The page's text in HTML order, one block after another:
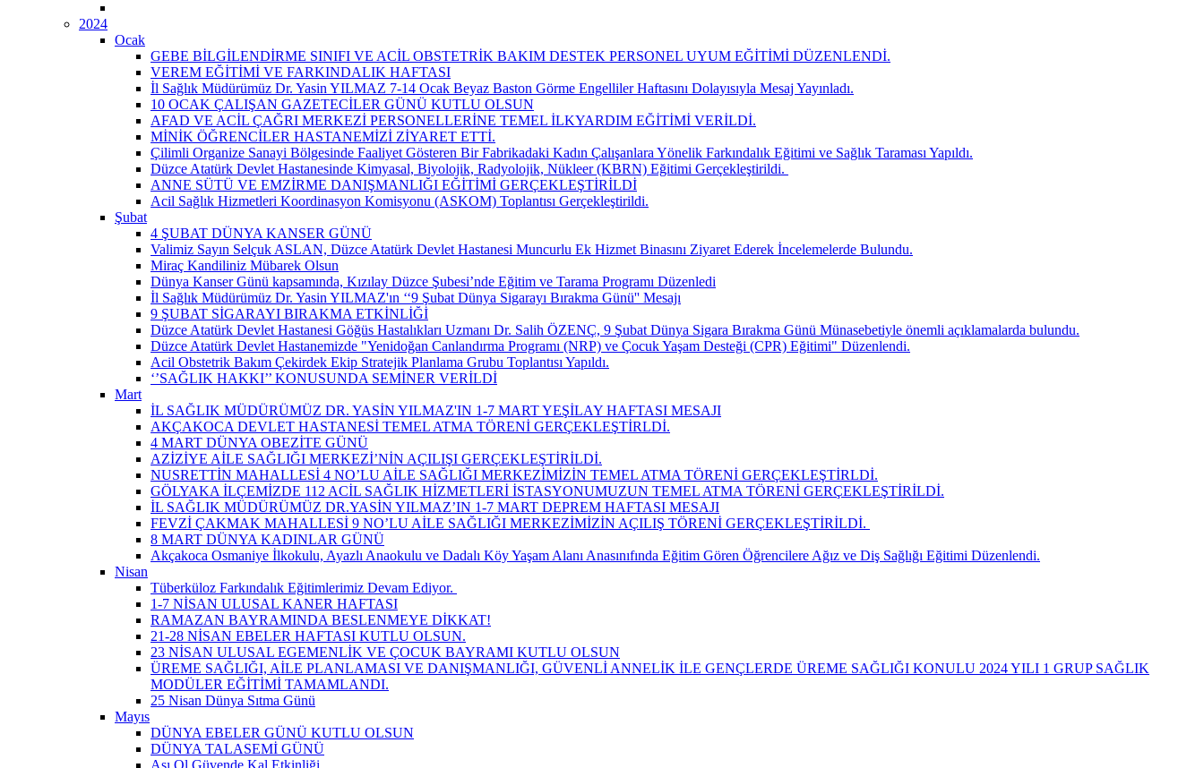
2024
Ocak
GEBE BİLGİLENDİRME SINIFI VE ACİL OBSTETRİK BAKIM DESTEK PERSONEL UYUM EĞİTİMİ DÜZENLENDİ.
VEREM EĞİTİMİ VE FARKINDALIK HAFTASI
İl Sağlık Müdürümüz Dr. Yasin YILMAZ 7-14 Ocak Beyaz Baston Görme Engelliler Haftasını Dolayısıyla Mesaj Yayınladı.
10 OCAK ÇALIŞAN GAZETECİLER GÜNÜ KUTLU OLSUN
AFAD VE ACİL ÇAĞRI MERKEZİ PERSONELLERİNE TEMEL İLKYARDIM EĞİTİMİ VERİLDİ.
MİNİK ÖĞRENCİLER HASTANEMİZİ ZİYARET ETTİ.
Çilimli Organize Sanayi Bölgesinde Faaliyet Gösteren Bir Fabrikadaki Kadın Çalışanlara Yönelik Farkındalık Eğitimi ve Sağlık Taraması Yapıldı.
Düzce Atatürk Devlet Hastanesinde Kimyasal, Biyolojik, Radyolojik, Nükleer (KBRN) Eğitimi Gerçekleştirildi. ​
ANNE SÜTÜ VE EMZİRME DANIŞMANLIĞI EĞİTİMİ GERÇEKLEŞTİRİLDİ
Acil Sağlık Hizmetleri Koordinasyon Komisyonu (ASKOM) Toplantısı Gerçekleştirildi.
Şubat
4 ŞUBAT DÜNYA KANSER GÜNÜ
Valimiz Sayın Selçuk ASLAN, Düzce Atatürk Devlet Hastanesi Muncurlu Ek Hizmet Binasını Ziyaret Ederek İncelemelerde Bulundu.
Miraç Kandiliniz Mübarek Olsun
Dünya Kanser Günü kapsamında, Kızılay Düzce Şubesi’nde Eğitim ve Tarama Programı Düzenledi
İl Sağlık Müdürümüz Dr. Yasin YILMAZ'ın ‘‘9 Şubat Dünya Sigarayı Bırakma Günü'' Mesajı
9 ŞUBAT SİGARAYI BIRAKMA ETKİNLİĞİ
Düzce Atatürk Devlet Hastanesi Göğüs Hastalıkları Uzmanı Dr. Salih ÖZENÇ, 9 Şubat Dünya Sigara Bırakma Günü Münasebetiyle önemli açıklamalarda bulundu.
Düzce Atatürk Devlet Hastanemizde "Yenidoğan Canlandırma Programı (NRP) ve Çocuk Yaşam Desteği (CPR) Eğitimi" Düzenlendi.
Acil Obstetrik Bakım Çekirdek Ekip Stratejik Planlama Grubu Toplantısı Yapıldı.
‘’SAĞLIK HAKKI’’ KONUSUNDA SEMİNER VERİLDİ
Mart
İL SAĞLIK MÜDÜRÜMÜZ DR. YASİN YILMAZ'IN 1-7 MART YEŞİLAY HAFTASI MESAJI
AKÇAKOCA DEVLET HASTANESİ TEMEL ATMA TÖRENİ GERÇEKLEŞTİRLDİ.
4 MART DÜNYA OBEZİTE GÜNÜ
AZİZİYE AİLE SAĞLIĞI MERKEZİ’NİN AÇILIŞI GERÇEKLEŞTİRİLDİ.
NUSRETTİN MAHALLESİ 4 NO’LU AİLE SAĞLIĞI MERKEZİMİZİN TEMEL ATMA TÖRENİ GERÇEKLEŞTİRLDİ.
GÖLYAKA İLÇEMİZDE 112 ACİL SAĞLIK HİZMETLERİ İSTASYONUMUZUN TEMEL ATMA TÖRENİ GERÇEKLEŞTİRİLDİ.
İL SAĞLIK MÜDÜRÜMÜZ DR.YASİN YILMAZ’IN 1-7 MART DEPREM HAFTASI MESAJI
FEVZİ ÇAKMAK MAHALLESİ 9 NO’LU AİLE SAĞLIĞI MERKEZİMİZİN AÇILIŞ TÖRENİ GERÇEKLEŞTİRİLDİ. ​
8 MART DÜNYA KADINLAR GÜNÜ
Akçakoca Osmaniye İlkokulu, Ayazlı Anaokulu ve Dadalı Köy Yaşam Alanı Anasınıfında Eğitim Gören Öğrencilere Ağız ve Diş Sağlığı Eğitimi Düzenlendi.
Nisan
Tüberküloz Farkındalık Eğitimlerimiz Devam Ediyor. ​
1-7 NİSAN ULUSAL KANER HAFTASI
RAMAZAN BAYRAMINDA BESLENMEYE DİKKAT!
21-28 NİSAN EBELER HAFTASI KUTLU OLSUN.
23 NİSAN ULUSAL EGEMENLİK VE ÇOCUK BAYRAMI KUTLU OLSUN
ÜREME SAĞLIĞI, AİLE PLANLAMASI VE DANIŞMANLIĞI, GÜVENLİ ANNELİK İLE GENÇLERDE ÜREME SAĞLIĞI KONULU 2024 YILI 1 GRUP SAĞLIK
MODÜLER EĞİTİMİ TAMAMLANDI.
25 Nisan Dünya Sıtma Günü
Mayıs
DÜNYA EBELER GÜNÜ KUTLU OLSUN
DÜNYA TALASEMİ GÜNÜ
Aşı Ol Güvende Kal Etkinliği ​